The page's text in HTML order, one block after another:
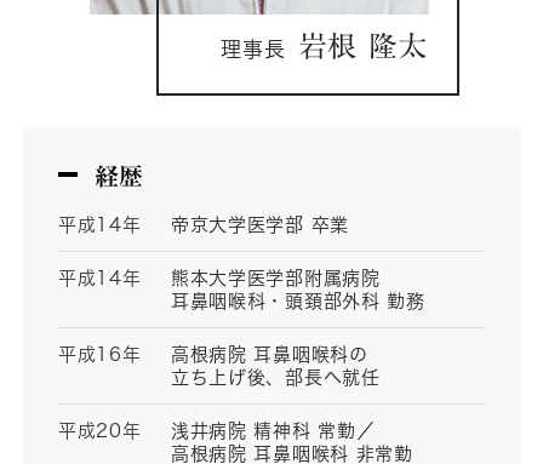
理事長 岩根 隆太
経歴
平成14年 帝京大学医学部 卒業
平成14年
熊本大学医学部附属病院
耳鼻咽喉科・頭頚部外科 勤務
平成16年
高根病院 耳鼻咽喉科の
立ち上げ後、部長へ就任
平成20年
浅井病院 精神科 常勤／
高根病院 耳鼻咽喉科 非常勤